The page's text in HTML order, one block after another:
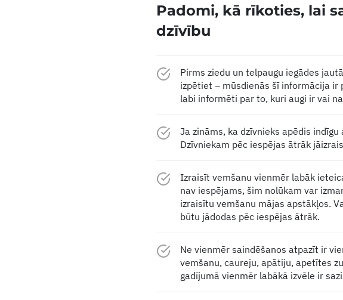
Padomi, kā rīkoties, lai
dzīvību
Pirms ziedu un telpaugu iegādes
izpētiet – mūsdienās šī informācija
labi informēti par to, kuri augi ir vai
Ja zināms, ka dzīvnieks apēdis
Dzīvniekam pēc iespējas ātrāk
Izraisīt vemšanu vienmēr labāk
nav iespējams, šim nolūkam var
izraisītu vemšanu mājas apstākļos.
būtu jādodas pēc iespējas ātrāk.
Ne vienmēr saindēšanos atpazīt ir
vemšanu, caureju, apātiju, apetītes
gadījumā vienmēr labākā izvēle ir